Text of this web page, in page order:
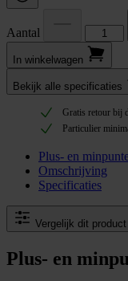
Aantal
In winkel­wagen
Bekijk alle specificaties
Gratis retour bij
Particulier
Plus- en
Omschrijving
Specificaties
Vergelijk dit product
Plus- en